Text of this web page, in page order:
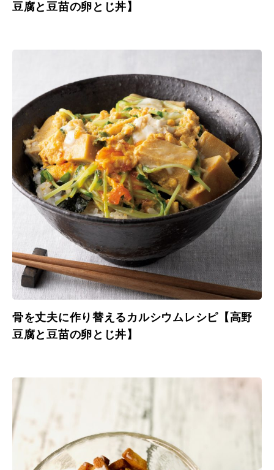
豆腐と豆苗の卵とじ丼】
骨を丈夫に作り替えるカルシウムレシピ【高野
豆腐と豆苗の卵とじ丼】